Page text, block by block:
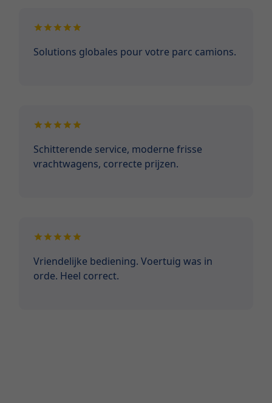
Solutions globales pour votre parc camions.
Schitterende service, moderne frisse
vrachtwagens, correcte prijzen.
Vriendelijke bediening. Voertuig was in
orde. Heel correct.